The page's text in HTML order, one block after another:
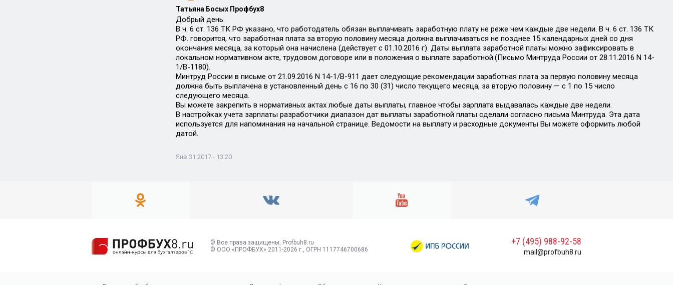
Татьяна Босых Профбух8
Добрый день.
В ч. 6 ст. 136 ТК РФ указано, что работодатель обязан выплачивать заработную плату не реже чем каждые две недели. В ч. 6 ст. 136 ТК
РФ. говорится, что заработная плата за вторую половину месяца должна выплачиваться не позднее 15 календарных дней со дня
окончания месяца, за который она начислена (действует с 01.10.2016 г). Даты выплата заработной платы можно зафиксировать в
локальном нормативном акте, трудовом договоре или в положения о выплате заработной.(Письмо Минтруда России от 28.11.2016 N 14-
1/В-1180).
Минтруд России в письме от 21.09.2016 N 14-1/В-911 дает следующие рекомендации заработная плата за первую половину месяца
должна быть выплачена в установленный день с 16 по 30 (31) число текущего месяца, за вторую половину — с 1 по 15 число
следующего месяца.
Вы можете закрепить в нормативных актах любые даты выплаты, главное чтобы зарплата выдавалась каждые две недели.
В настройках учета зарплаты разработчики диапазон дат выплаты заработной платы сделали согласно письма Минтруда. Эта дата
используется для напоминания на начальной странице. Ведомости на выплату и расходные документы Вы можете оформить любой
датой.
Янв 31 2017 - 13:20
© Все права защищены, Profbuh8.ru
© ООО «ПРОФБУХ» 2011-2026 г., ОГРН 1117746700686
+7 (495) 988-92-58
mail@profbuh8.ru